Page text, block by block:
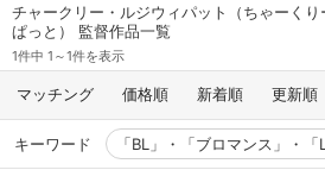
チャークリー・ルジウィパット（ちゃーくり
ぱっと） 監督作品一覧
1件中 1～1件を表示
マッチング 価格順 新着順 更新順
キーワード 「BL」・「ブロマンス」・